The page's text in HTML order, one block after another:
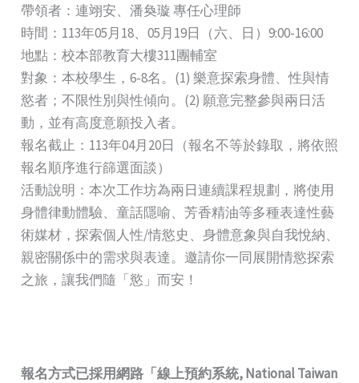
帶領者：連翊安、潘奐璇 專任心理師
時間：113年05月18、05月19日（六、日）9:00-16:00
地點：校本部教育大樓311團輔室
對象：本校學生，6-8名。(1) 樂意探索身體、性與情
慾者；不限性別與性傾向。(2) 願意完整參與兩日活
動，並有高度意願投入者。
報名截止：113年04月20日（報名不等於錄取，將依照
報名順序進行篩選面談）
活動說明：本次工作坊為兩日連續課程規劃，將使用
身體律動體驗、童話隱喻、芳香精油等多種表達性藝
術媒材，探索個人性/情慾史、身體意象與自我悅納、
親密關係中的需求與表達。邀請你一同展開情慾探索
之旅，讓我們隨「慾」而安！
報名方式已採用網路「線上預約系統, National Taiwan